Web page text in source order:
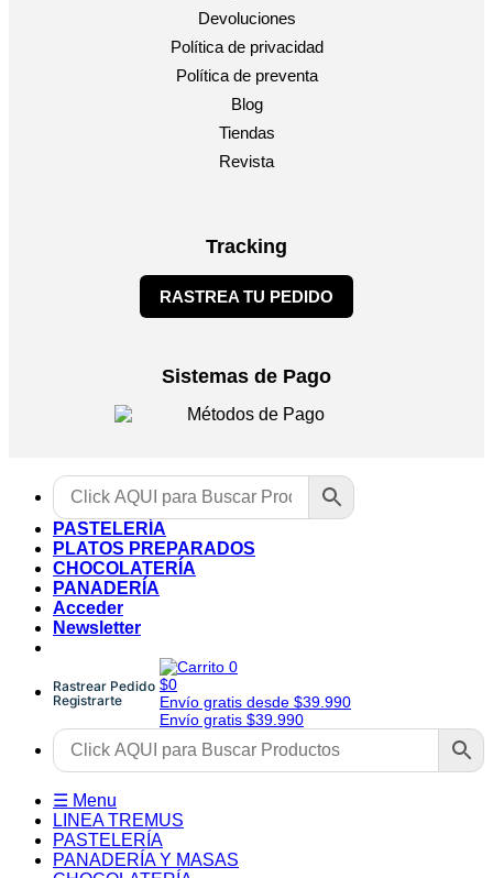
Devoluciones
Política de privacidad
Política de preventa
Blog
Tiendas
Revista
Tracking
RASTREA TU PEDIDO
Sistemas de Pago
PASTELERÍA
PLATOS PREPARADOS
CHOCOLATERÍA
PANADERÍA
Acceder
Newsletter
Rastrear Pedido
Registrarte
0
$0
Envío gratis desde $39.990
Envío gratis $39.990
☰ Menu
LINEA TREMUS
PASTELERÍA
PANADERÍA Y MASAS